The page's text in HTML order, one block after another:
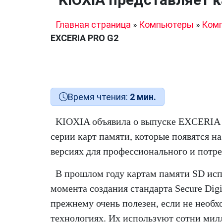
Главная страница » Компьютеры »
EXCERIA PRO G2
Время чтения: 2 мин.
KIOXIA объявила о выпуске EXCERIA
серии карт памяти, которые появятся
версиях для профессионального и
В прошлом году картам памяти SD
момента создания стандарта Secure
прежнему очень полезен, если не
технологиях. Их используют сотни